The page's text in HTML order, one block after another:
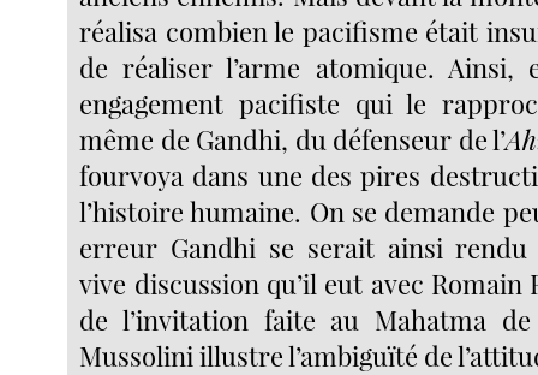
réalisa combien le pacifisme était
de réaliser l’arme atomique. Ainsi,
engagement pacifiste qui le
même de Gandhi, du défenseur de l’
fourvoya dans une des pires
l’histoire humaine. On se demande
erreur Gandhi se serait ainsi rendu
vive discussion qu’il eut avec Romain
de l’invitation faite au Mahatma
Mussolini illustre l’ambiguïté de